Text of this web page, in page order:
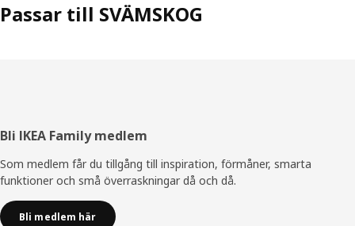
Passar till SVÄMSKOG
Sidfot
Bli IKEA Family medlem
Som medlem får du tillgång till inspiration, förmåner, smarta
funktioner och små överraskningar då och då.
Bli medlem här